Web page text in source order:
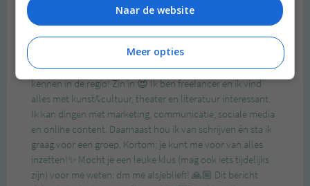
Naar de website
Meer opties